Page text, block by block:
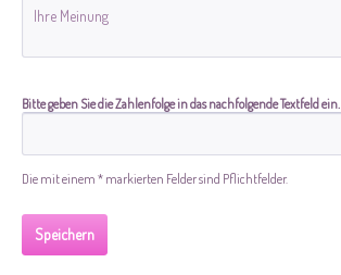
Bitte geben Sie die Zahlenfolge in das nachfolgende Textfeld ein.
Die mit einem * markierten Felder sind Pflichtfelder.
Speichern